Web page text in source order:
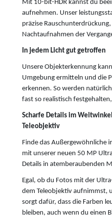
Mit 10-bit-HDR kannst du
aufnehmen. Unser
präzise
Nachtaufnahmen der
In jedem Licht gut getroffen
Unsere Objekterkennung
Umgebung ermitteln und die
erkennen. So werden
fast so realistisch
Scharfe Details im
Teleobjektiv
Finde das Außergewöhnliche
mit unserer neuen 50 MP
Details in atemberaubenden
Egal, ob du Fotos mit der
dem Teleobjektiv aufnimmst,
sorgt dafür, dass die Farben
bleiben, auch wenn du einen